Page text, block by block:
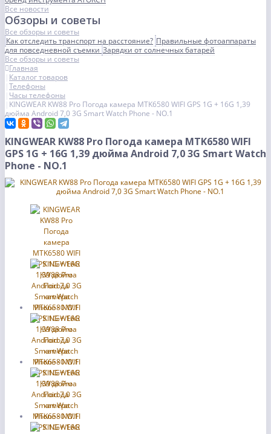
Все новости
Обзоры и советы
Все обзоры и советы
Как отследить транспорт на расстояние? Правильные фотоаппараты
для повседневной съемкиЗарядки от солнечных батарей
Все обзоры и советы
Главная
Каталог товаров
Телефоны
Часы телефоны
KINGWEAR KW88 Pro Погода камера MTK6580 WIFI GPS 1G + 16G 1,39
дюйма Android 7,0 3G Smart Watch Phone - NO.1
KINGWEAR KW88 Pro Погода камера MTK6580 WIFI
GPS 1G + 16G 1,39 дюйма Android 7,0 3G Smart Watch
Phone - NO.1